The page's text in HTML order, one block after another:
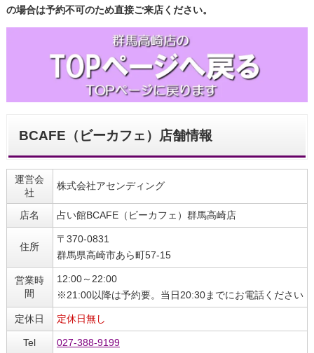
の場合は予約不可のため直接ご来店ください。
BCAFE（ビーカフェ）店舗情報
運営会
社
株式会社アセンディング
店名 占い館BCAFE（ビーカフェ）群馬高崎店
住所
〒370-0831
群馬県高崎市あら町57‐15
営業時
間
12:00～22:00
※21:00以降は予約要。当日20:30までにお電話ください
定休日 定休日無し
Tel 027‐388‐9199